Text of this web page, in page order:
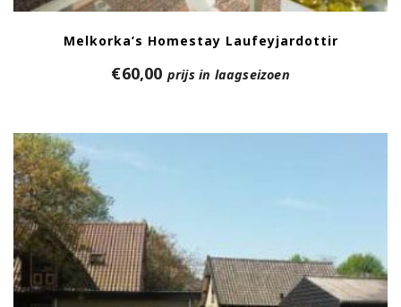
Melkorka’s Homestay Laufeyjardottir
€60,00 prijs in laagseizoen